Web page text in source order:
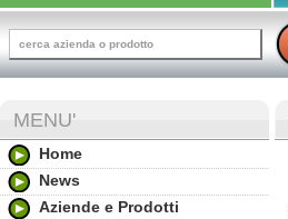
MENU'
Home
News
Aziende e Prodotti